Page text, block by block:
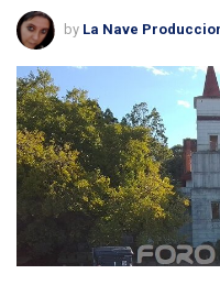
by La Nave